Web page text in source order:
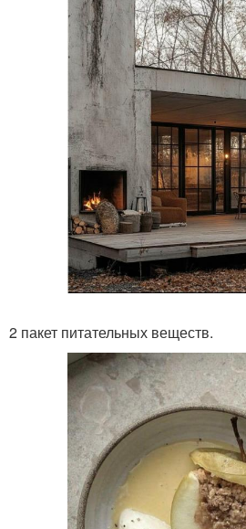
2 пакет питательных веществ.